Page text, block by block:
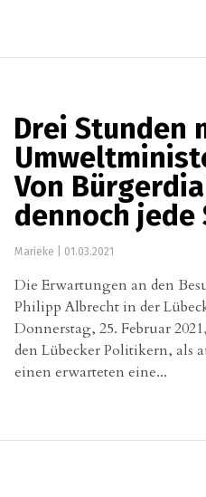
Drei Stunden
Von
dennoch jede
Marieke 01.03.2021
Die Erwartungen an den
Philipp Albrecht in der
Donnerstag, 25. Februar
den Lübecker Politikern, als
einen erwarteten eine...